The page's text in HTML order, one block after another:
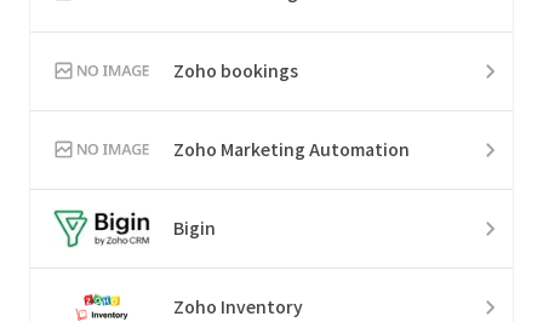
Zoho bookings
Zoho Marketing Automation
Bigin
Zoho Inventory